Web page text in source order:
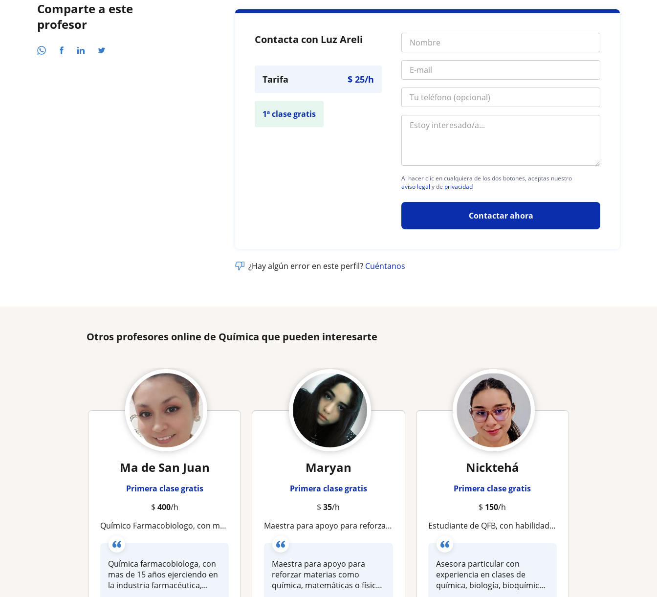
Comparte a este
profesor
Contacta con Luz Areli
Tarifa $25/h
1ª clase gratis
Al hacer clic en cualquiera de los dos botones, aceptas nuestro
aviso legal y de privacidad
Contactar ahora
¿Hay algún error en este perfil? Cuéntanos
Otros profesores online de Química que pueden interesarte
Ma de San Juan
Primera clase gratis
$ 400/h
Químico Farmacobiologo, con mas de 15 años de experiencia práctica, con conocimientos de pedagogía
Química farmacobiologa, con
mas de 15 años ejerciendo en
la industria farmacéutica,...
Maryan
Primera clase gratis
$35/h
Maestra para apoyo para reforzar materias como química, matemáticas o física, para estudiantes de preparatoria, secundaria
Maestra para apoyo para
reforzar materias como
química, matemáticas o física,
Nicktehá
Primera clase gratis
$ 150/h
Estudiante de QFB, con habilidad de enseñanza en Química, bioquímica, biología, ingles básico, matemáticas básicas, microbiología
Asesora particular con
experiencia en clases de
química, biología, bioquímica,